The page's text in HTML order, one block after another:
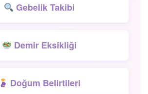
Gebelik Takibi
Demir Eksikliği
Doğum Belirtileri